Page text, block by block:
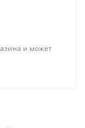
и может